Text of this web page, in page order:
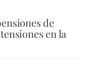
de
en la